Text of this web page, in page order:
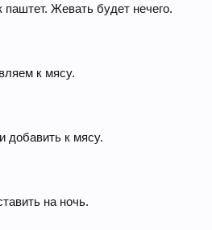
паштет. Жевать будет нечего.
к мясу.
добавить к мясу.
на ночь.